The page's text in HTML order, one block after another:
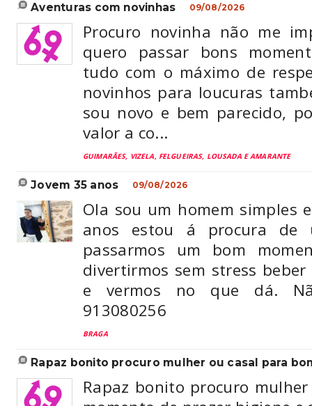
aventuras com novinhas 09/08/2026
Procuro novinha não me
quero passar bons
tudo com o máximo de
novinhos para loucuras
sou novo e bem parecido,
valor a co...
GUIMARÃES, VIZELA, FELGUEIRAS, LOUSADA E AMARANTE
jovem 35 anos 09/08/2026
Ola sou um homem simples
anos estou á procura de
passarmos um bom
divertirmos sem stress
e vermos no que dá.
913080256
BRAGA
rapaz bonito procuro mulher ou casal para
Rapaz bonito procuro